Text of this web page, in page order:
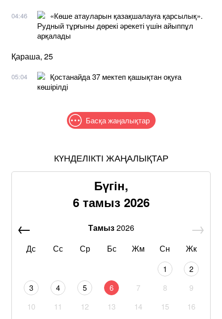
04:46
«Көше атауларын қазақшалауға қарсылық».
Рудный тұрғыны дөрекі әрекеті үшін айыппұл
арқалады
Қараша, 25
05:04
Қостанайда 37 мектеп қашықтан оқуға
көшірілді
Басқа жаңалықтар
КҮНДЕЛІКТІ ЖАҢАЛЫҚТАР
Бүгін,
6 тамыз 2026
Тамыз2026
Дс
Сс Ср Бс Жм Сн Жк
1
2
3
4 5 6 7 8
9
10
11 12 13 14 15
16